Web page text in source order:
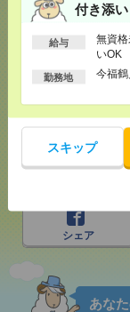
付き添
給与
無資
いOK
以上
勤務地 今福鶴
スキップ
気に
シェア
あな